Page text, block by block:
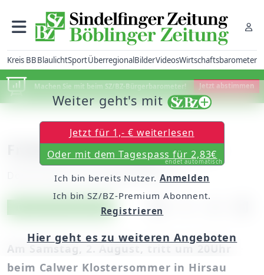
Kreis BBBlaulichtSportÜberregionalBilderVideosWirtschaftsbarometer
Machen Sie mit beim SZ/BZ-Bürgerbarometer! Jetzt abstimmen
Freikarten für Roger Cicero
Donnerstag, 31. Juli 2008, 00:00 Uhr
Artikel vorlesen
Exklusiv für Abonnenten
Am Samstag, 2. August, tritt um 20Uhr
beim Calwer Klostersommer in Hirsau
Weiter geht's mit
Jetzt für 1,- € weiterlesen
Oder mit dem Tagespass für 2,83€
endet automatisch
Ich bin bereits Nutzer. Anmelden
Ich bin SZ/BZ-Premium Abonnent.
Registrieren
Hier geht es zu weiteren Angeboten